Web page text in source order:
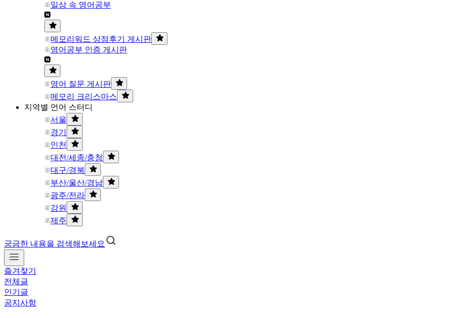
일상 속 영어공부
메모리워드 상점후기 게시판
영어공부 인증 게시판
영어 질문 게시판
메모리 크리스마스
지역별 언어 스터디
서울
경기
인천
대전/세종/충청
대구/경북
부산/울산/경남
광주/전라
강원
제주
궁금한 내용을 검색해보세요
즐겨찾기
전체글
인기글
공지사항